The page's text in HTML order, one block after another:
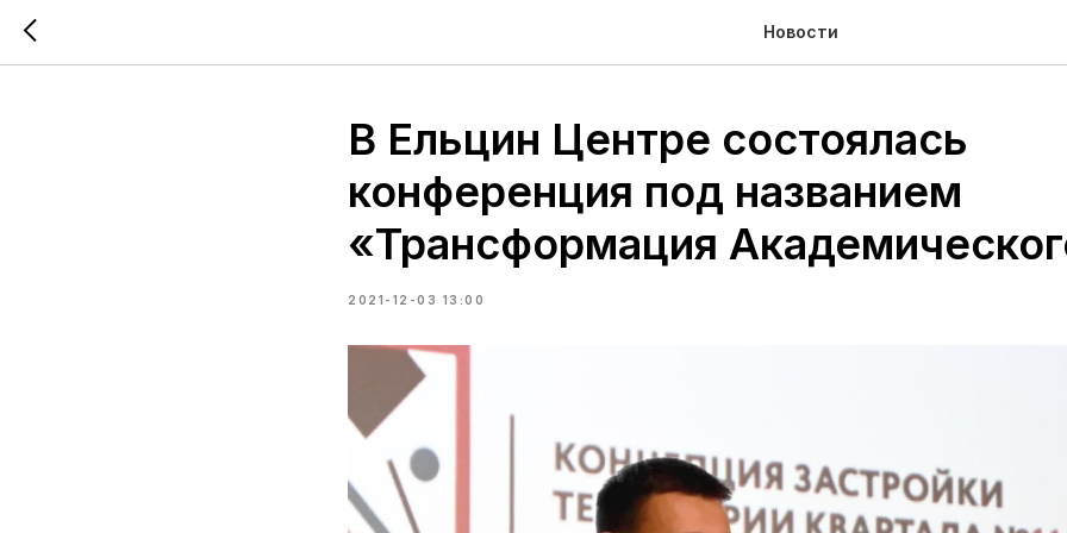
Новости
В Ельцин Центре состоялась
конференция под названием
«Трансформация
2021-12-03 13:00